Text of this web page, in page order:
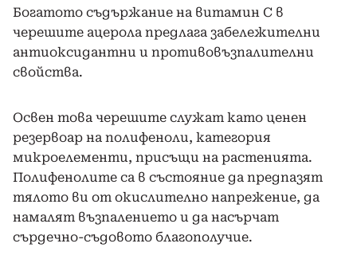
Богатото съдържание на витамин С в
черешите ацерола предлага забележителни
антиоксидантни и противовъзпалителни
свойства.
Освен това черешите служат като ценен
резервоар на полифеноли, категория
микроелементи, присъщи на растенията.
Полифенолите са в състояние да предпазят
тялото ви от окислително напрежение, да
намалят възпалението и да насърчат
сърдечно-съдовото благополучие.